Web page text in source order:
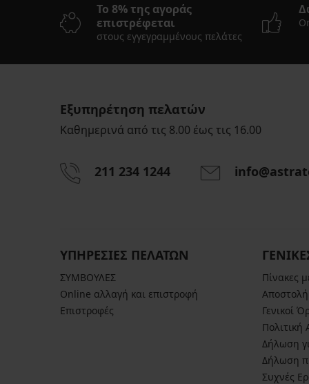
Το 8% της αγοράς
επιστρέφεται
στους εγγεγραμμένους πελάτες
Εξυπηρέτηση πελατών
Καθημερινά από τις 8.00 έως τις 16.00
211 234 1244
ΥΠΗΡΕΣΙΕΣ ΠΕΛΑΤΩΝ
ΣΥΜΒΟΥΛΕΣ
Online αλλαγή και επιστροφή
Επιστροφές
Πίνακες
Γενικοί
Πολιτική
Δήλωση
Δήλωση
Συχνές